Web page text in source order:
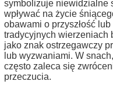
symbolizuje niewidzialne
wpływać na życie
obawami o przyszłość
tradycyjnych wierzeniach
jako znak ostrzegawczy
lub wyzwaniami. W
często zaleca się
przeczucia.